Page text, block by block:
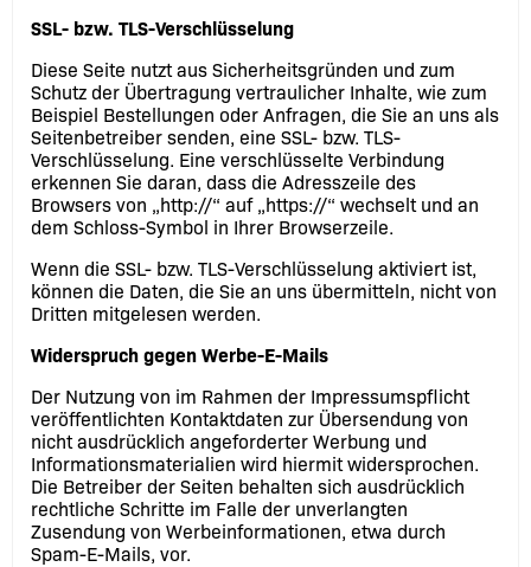
SSL- bzw. TLS-Verschlüsselung
Diese Seite nutzt aus Sicherheitsgründen und zum
Schutz der Übertragung vertraulicher Inhalte, wie zum
Beispiel Bestellungen oder Anfragen, die Sie an uns als
Seitenbetreiber senden, eine SSL- bzw. TLS-
Verschlüsselung. Eine verschlüsselte Verbindung
erkennen Sie daran, dass die Adresszeile des
Browsers von „http://“ auf „https://“ wechselt und an
dem Schloss-Symbol in Ihrer Browserzeile.
Wenn die SSL- bzw. TLS-Verschlüsselung aktiviert ist,
können die Daten, die Sie an uns übermitteln, nicht von
Dritten mitgelesen werden.
Widerspruch gegen Werbe-E-Mails
Der Nutzung von im Rahmen der Impressumspflicht
veröffentlichten Kontaktdaten zur Übersendung von
nicht ausdrücklich angeforderter Werbung und
Informationsmaterialien wird hiermit widersprochen.
Die Betreiber der Seiten behalten sich ausdrücklich
rechtliche Schritte im Falle der unverlangten
Zusendung von Werbeinformationen, etwa durch
Spam-E-Mails, vor.